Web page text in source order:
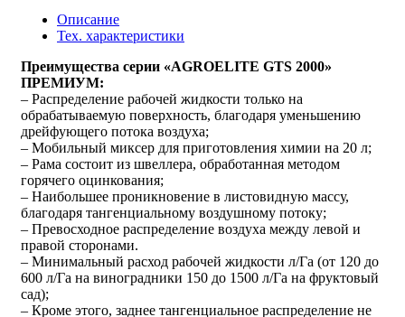
Описание
Тех. характеристики
Преимущества серии «AGROELITE GTS 2000»
ПРЕМИУМ:
– Распределение рабочей жидкости только на
обрабатываемую поверхность, благодаря уменьшению
дрейфующего потока воздуха;
– Мобильный миксер для приготовления химии на 20 л;
– Рама состоит из швеллера, обработанная методом
горячего оцинкования;
– Наибольшее проникновение в листовидную массу,
благодаря тангенциальному воздушному потоку;
– Превосходное распределение воздуха между левой и
правой сторонами.
– Минимальный расход рабочей жидкости л/Га (от 120 до
600 л/Га на виноградники 150 до 1500 л/Га на фруктовый
сад);
– Кроме этого, заднее тангенциальное распределение не